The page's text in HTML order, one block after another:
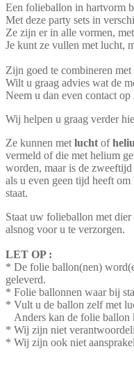
Een folieballon in hartvorm
Met deze party sets in
Ze zijn er in alle vormen,
Je kunt ze vullen met lucht,
Zijn goed te combineren
Wilt u graag advies wat de
Neem u dan even contact
Wij helpen u graag verder
Ze kunnen met lucht of
vermeld of die met helium
worden, maar is de
als u even geen tijd heeft
staat.
Staat uw folieballon met
alsnog voor u te verzorgen.
LET OP :
* De folie ballon(nen)
geleverd.
* Folie ballonnen waar bij
* Vult u de ballon zelf met
Anders kan de folie ballon
* Wij zijn niet
* Wij zijn ook niet